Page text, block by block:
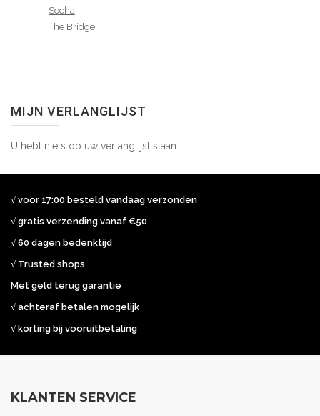
Socha
The Bridge
MIJN VERLANGLIJST
U hebt niets op uw verlanglijst staan.
√ voor 17:00 besteld vandaag verzonden
√ gratis verzending vanaf €50
√ 60 dagen bedenktijd
√ Trusted shops
Met geld terug garantie
√ achteraf betalen mogelijk
√ korting bij vooruitbetaling
KLANTEN SERVICE